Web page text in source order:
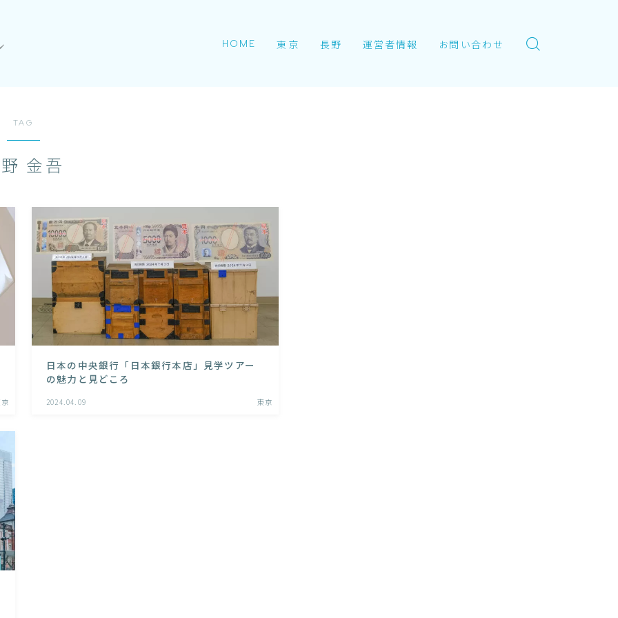
HOME 東京 長野 運営者情報 お問い合わせ
TAG
金吾
日本の中央銀行「日本銀行本店」見学ツアー
の魅力と見どころ
2024.04.09 東京